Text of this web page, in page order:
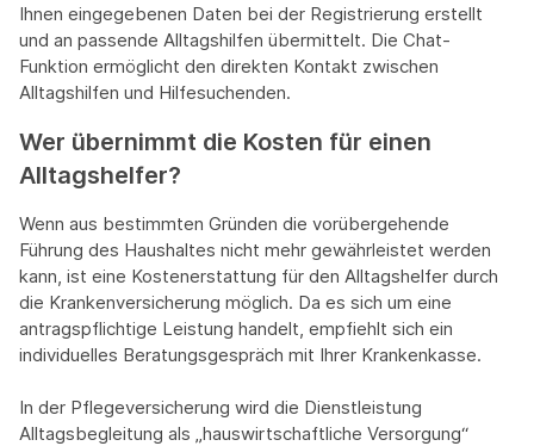
Ihnen eingegebenen Daten bei der Registrierung erstellt
und an passende Alltagshilfen übermittelt. Die Chat-
Funktion ermöglicht den direkten Kontakt zwischen
Alltagshilfen und Hilfesuchenden.
Wer übernimmt die Kosten für einen
Alltagshelfer?
Wenn aus bestimmten Gründen die vorübergehende
Führung des Haushaltes nicht mehr gewährleistet werden
kann, ist eine Kostenerstattung für den Alltagshelfer durch
die Krankenversicherung möglich. Da es sich um eine
antragspflichtige Leistung handelt, empfiehlt sich ein
individuelles Beratungsgespräch mit Ihrer Krankenkasse.
In der Pflegeversicherung wird die Dienstleistung
Alltagsbegleitung als „hauswirtschaftliche Versorgung“